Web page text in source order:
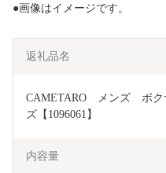
●画像はイメージです。
返礼品名
CAMETARO　メンズ　ボ
ズ【1096061】
内容量